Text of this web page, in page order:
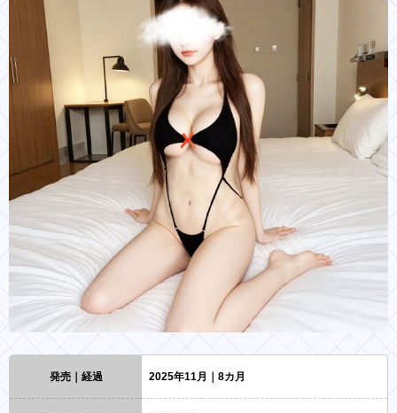
発売｜経過 2025年11月｜8カ月